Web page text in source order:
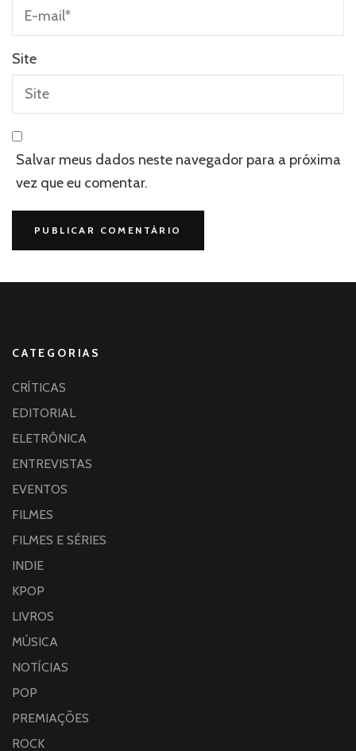
Site
Salvar meus dados neste navegador para a próxima
vez que eu comentar.
CATEGORIAS
CRÍTICAS
EDITORIAL
ELETRÔNICA
ENTREVISTAS
EVENTOS
FILMES
FILMES E SÉRIES
INDIE
KPOP
LIVROS
MÚSICA
NOTÍCIAS
POP
PREMIAÇÕES
ROCK